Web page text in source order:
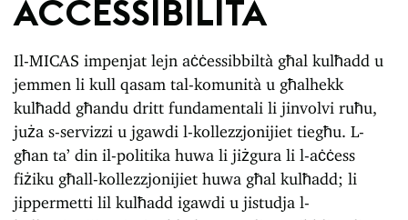
AĊĊESSIBILITÀ
Il-MICAS impenjat lejn aċċessibbiltà għal kulħadd u
jemmen li kull qasam tal-komunità u għalhekk
kulħadd għandu dritt fundamentali li jinvolvi ruħu,
juża s-servizzi u jgawdi l-kollezzjonijiet tiegħu. L-
għan ta’ din il-politika huwa li jiżgura li l-aċċess
fiżiku għall-kollezzjonijiet huwa għal kulħadd; li
jippermetti lil kulħadd igawdi u jistudja l-